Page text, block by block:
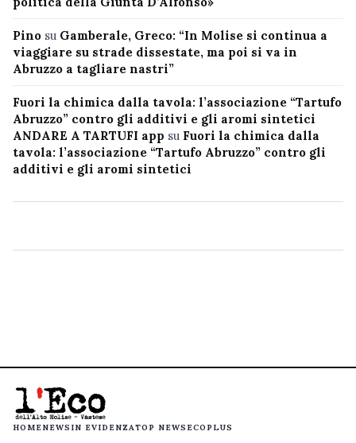
Pino su Gamberale, Greco: “In Molise si continua a
viaggiare su strade dissestate, ma poi si va in
Abruzzo a tagliare nastri”
Fuori la chimica dalla tavola: l’associazione “Tartufo
Abruzzo” contro gli additivi e gli aromi sintetici
ANDARE A TARTUFI app su Fuori la chimica dalla
tavola: l’associazione “Tartufo Abruzzo” contro gli
additivi e gli aromi sintetici
HOMENEWS IN EVIDENZATOP NEWS ECOPLUS